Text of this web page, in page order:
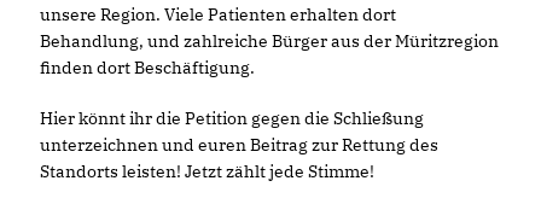
unsere Region. Viele Patienten erhalten dort
Behandlung, und zahlreiche Bürger aus der Müritzregion
finden dort Beschäftigung.
Hier könnt ihr die Petition gegen die Schließung
unterzeichnen und euren Beitrag zur Rettung des
Standorts leisten! Jetzt zählt jede Stimme!